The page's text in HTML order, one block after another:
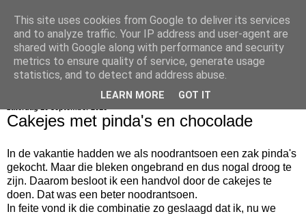
bijna net zo lekker als thuis
Cakejes met pinda's en chocolade
In de vakantie hadden we als noodrantsoen een zak pinda's
gekocht. Maar die bleken ongebrand en dus nogal droog te
zijn. Daarom besloot ik een handvol door de cakejes te
doen. Dat was een beter noodrantsoen.
In feite vond ik die combinatie zo geslaagd dat ik, nu we
This site uses cookies from Google to deliver its services
and to analyze traffic. Your IP address and user-agent are
shared with Google along with performance and security
metrics to ensure quality of service, generate usage
statistics, and to detect and address abuse.
LEARN MORE GOT IT